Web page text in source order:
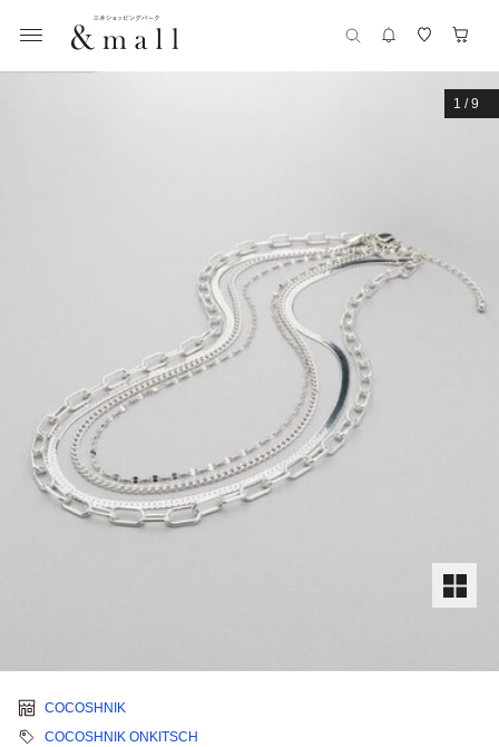
1 /9
COCOSHNIK
COCOSHNIK ONKITSCH